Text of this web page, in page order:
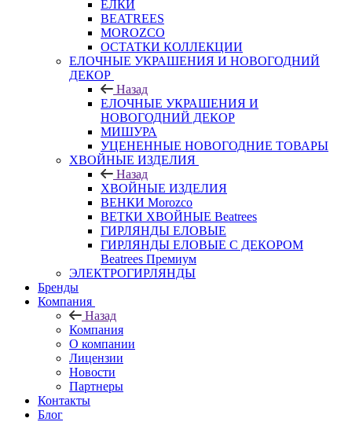
ЕЛКИ
BEATREES
MOROZCO
ОСТАТКИ КОЛЛЕКЦИИ
ЕЛОЧНЫЕ УКРАШЕНИЯ И НОВОГОДНИЙ
ДЕКОР
Назад
ЕЛОЧНЫЕ УКРАШЕНИЯ И
НОВОГОДНИЙ ДЕКОР
МИШУРА
УЦЕНЕННЫЕ НОВОГОДНИЕ ТОВАРЫ
ХВОЙНЫЕ ИЗДЕЛИЯ
Назад
ХВОЙНЫЕ ИЗДЕЛИЯ
ВЕНКИ Morozco
ВЕТКИ ХВОЙНЫЕ Beatrees
ГИРЛЯНДЫ ЕЛОВЫЕ
ГИРЛЯНДЫ ЕЛОВЫЕ С ДЕКОРОМ
Beatrees Премиум
ЭЛЕКТРОГИРЛЯНДЫ
Бренды
Компания
Назад
Компания
О компании
Лицензии
Новости
Партнеры
Контакты
Блог